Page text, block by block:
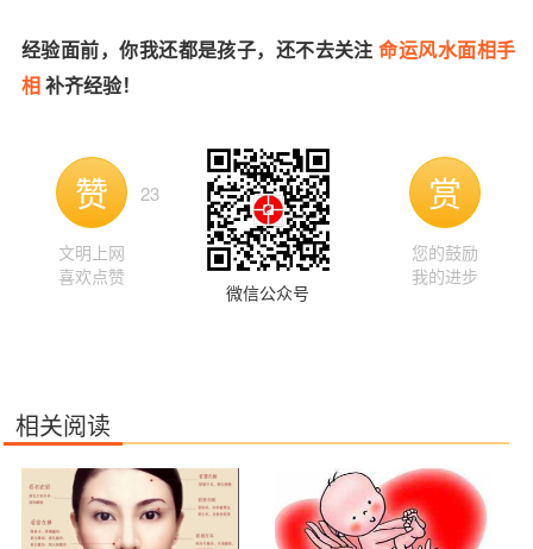
经验面前，你我还都是孩子，还不去关注命运风水面相手
相补齐经验！
赞 23
文明上网
喜欢点赞
微信公众号
赏
您的鼓励
我的进步
相关阅读